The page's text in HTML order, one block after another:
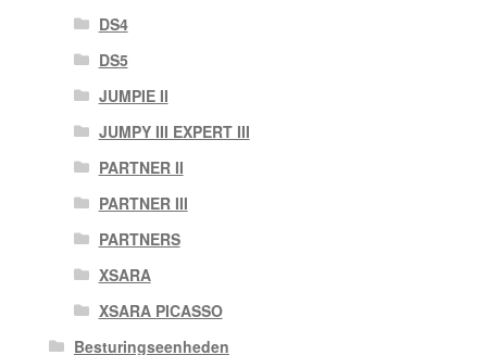
DS4
DS5
JUMPIE II
JUMPY III EXPERT III
PARTNER II
PARTNER III
PARTNERS
XSARA
XSARA PICASSO
Besturingseenheden